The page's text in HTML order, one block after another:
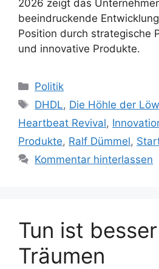
2026 zeigt das
beeindruckende
Position durch strategische
und innovative Produkte.
Kategorien
Politik
Schlagwörter
DHDL, Die Höhle der
Heartbeat Revival,
Produkte, Ralf Dümmel,
Kommentar hinterlassen
Tun ist
Träumen